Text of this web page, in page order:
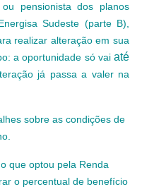
pensionista dos planos
Sudeste (parte B),
realizar alteração em sua
a oportunidade só vai até
já passa a valer na
sobre as condições de
que optou pela Renda
o percentual de benefício
ferramentas